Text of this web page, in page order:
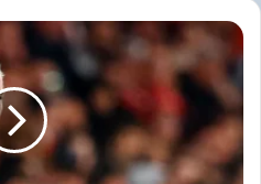
رسميا..
جوزيه
مورينيو
مدربا
لريال
مدريد
حتى